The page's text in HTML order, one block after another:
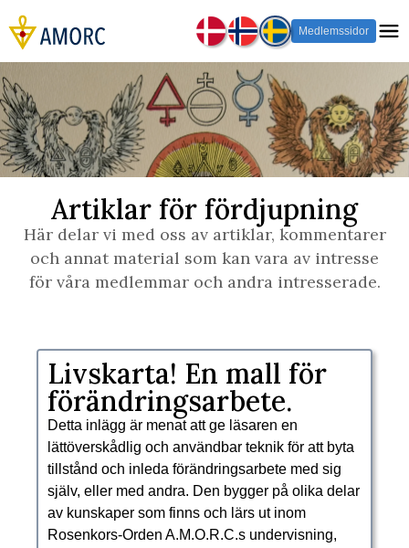
Medlemssidor
Artiklar för fördjupning
Här delar vi med oss av artiklar, kommentarer
och annat material som kan vara av intresse
för våra medlemmar och andra intresserade.
​Livskarta! En mall för
förändringsarbete.
Detta inlägg är menat att ge läsaren en
lättöverskådlig och användbar teknik för att byta
tillstånd och inleda förändringsarbete med sig
själv, eller med andra. Den bygger på olika delar
av kunskaper som finns och lärs ut inom
Rosenkors-Orden A.M.O.R.C.s undervisning,